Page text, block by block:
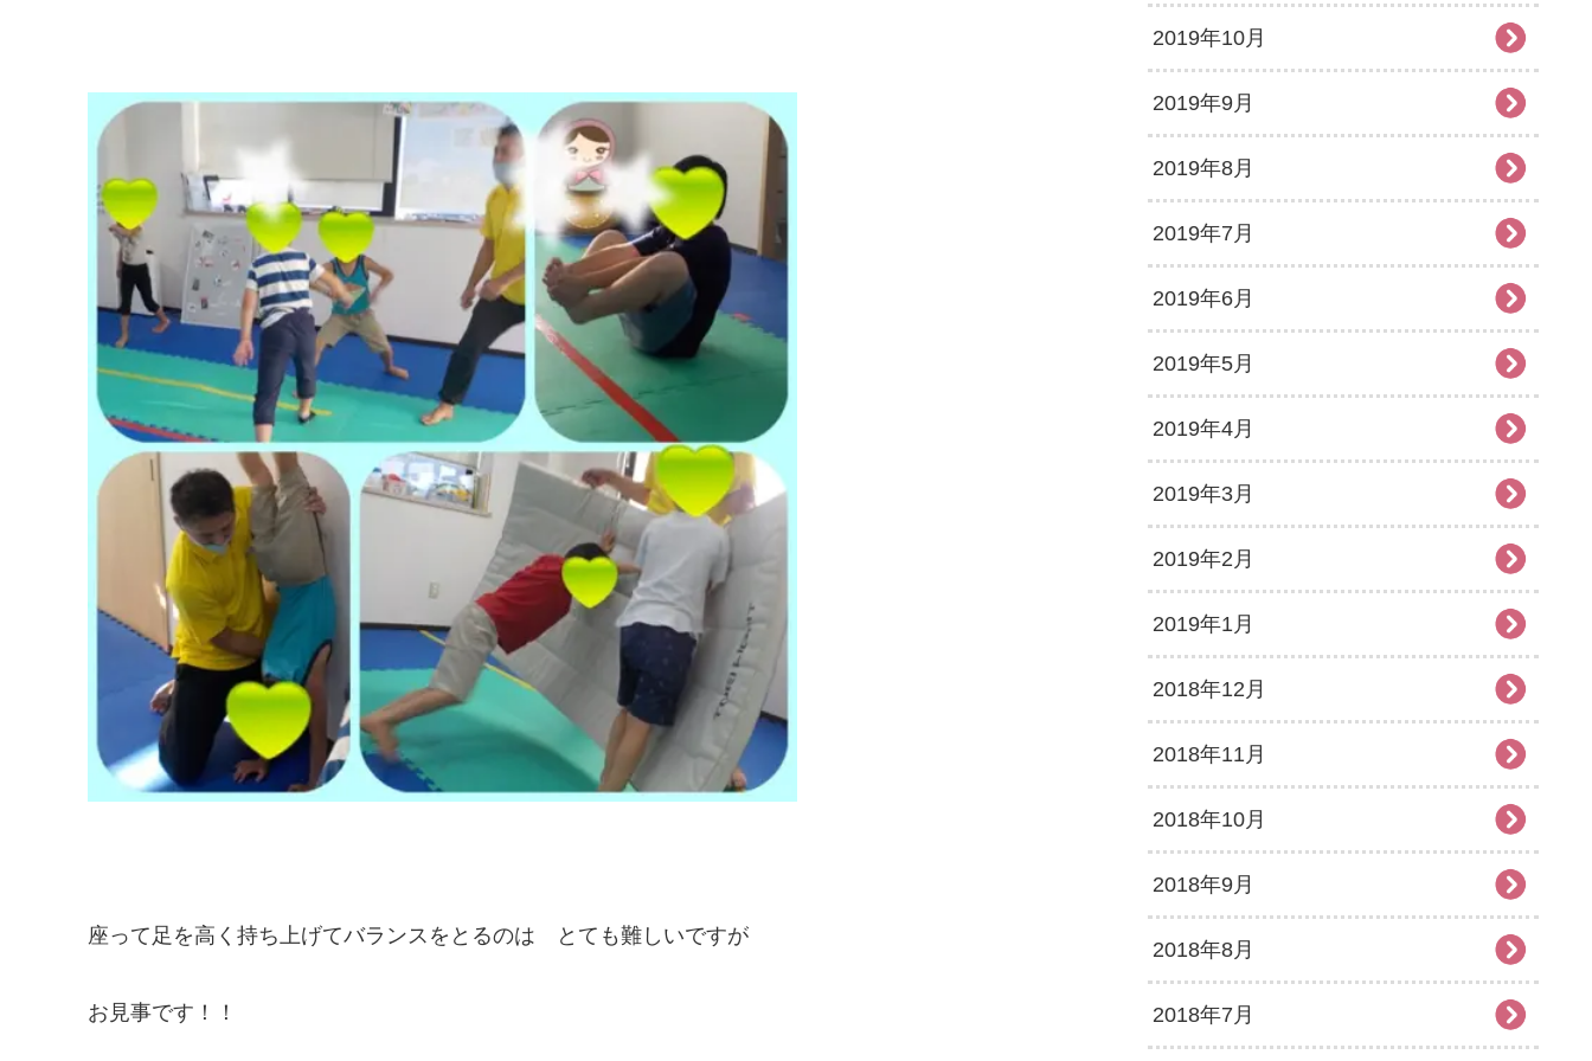
座って足を高く持ち上げてバランスをとるのは とても難しいですが
お見事です！！
2019年10月
2019年9月
2019年8月
2019年7月
2019年6月
2019年5月
2019年4月
2019年3月
2019年2月
2019年1月
2018年12月
2018年11月
2018年10月
2018年9月
2018年8月
2018年7月